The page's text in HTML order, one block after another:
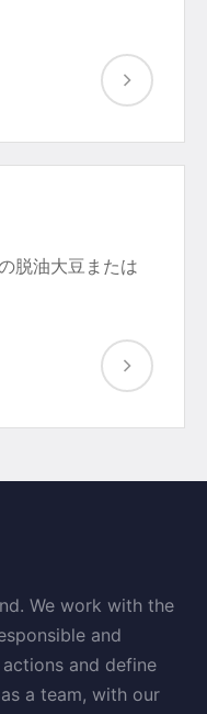
脱油大豆または
We work with the
and
and define
a team, with our